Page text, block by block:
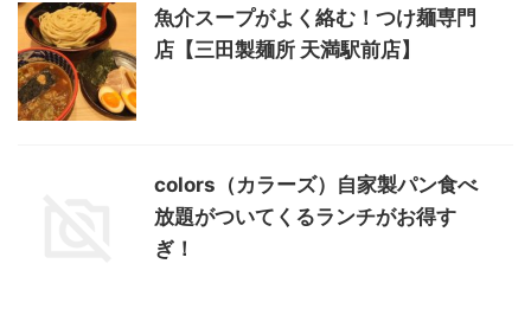
魚介スープがよく絡む！つけ麺専門
店【三田製麺所 天満駅前店】
colors（カラーズ）自家製パン食べ
放題がついてくるランチがお得す
ぎ！